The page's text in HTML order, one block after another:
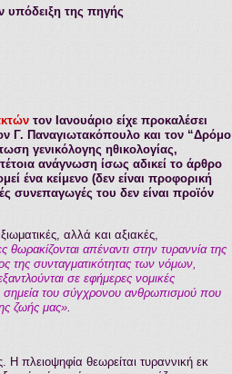
υπόδειξη της πηγής
τον Ιανουάριο είχε προκαλέσει
Γ. Παναγιωτακόπουλο και τον “Δρόμο
γενικόλογης ηθικολογίας,
ανάγνωση ίσως αδικεί το άρθρο
ένα κείμενο (δεν είναι προφορική
συνεπαγωγές του δεν είναι προϊόν
αλλά και αξιακές,
θωρακίζονται απέναντι στην τυραννία της
της συνταγματικότητας των νόμων,
σε εφήμερες νομικές
σημεία του σύγχρονου ανθρωπισμού που
ζωής μας».
πλειοψηφία θεωρείται τυραννική εκ